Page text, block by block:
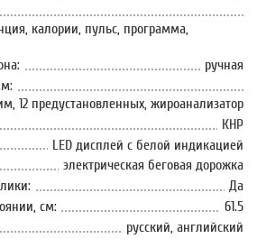
калории, пульс, программа,
ручная
12 предустановленных, жироанализатор
КНР
LED дисплей с белой индикацией
электрическая беговая дорожка
Да
см:
61.5
русский, английский